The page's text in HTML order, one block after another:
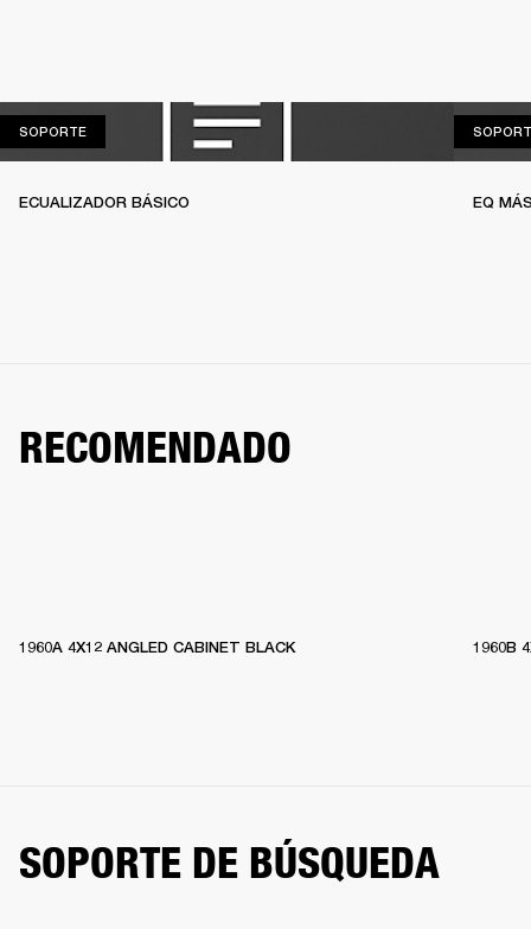
SOPORTESOPORTE
ECUALIZADOR BÁSICO EQ
RECOMENDADO
1960A 4X12 ANGLED CABINET BLACK 1960B
SOPORTE DE BÚSQUEDA